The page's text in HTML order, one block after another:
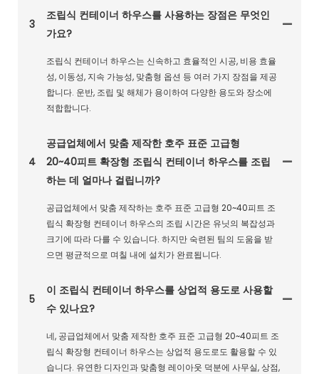
3
조립식 컨테이너 하우스를 사용하는 장점은 무엇인
가요?
조립식 컨테이너 하우스는 신속하고 효율적인 시공, 비용 효율
성, 이동성, 지속 가능성, 맞춤형 옵션 등 여러 가지 장점을 제공
합니다. 운반, 조립 및 해체가 용이하여 다양한 용도와 장소에
적합합니다.
4
공급업체에서 맞춤 제작한 호주 표준 고급형
20~40피트 확장형 조립식 컨테이너 하우스를 조립
하는 데 얼마나 걸립니까?
공급업체에서 맞춤 제작하는 호주 표준 고급형 20~40피트 조
립식 확장형 컨테이너 하우스의 조립 시간은 유닛의 복잡성과
크기에 따라 다를 수 있습니다. 하지만 숙련된 팀의 도움을 받
으면 평균적으로 며칠 내에 설치가 완료됩니다.
5
이 조립식 컨테이너 하우스를 상업적 용도로 사용할
수 있나요?
네, 공급업체에서 맞춤 제작한 호주 표준 고급형 20~40피트 조
립식 확장형 컨테이너 하우스는 상업적 용도로도 활용할 수 있
습니다. 유연한 디자인과 맞춤형 레이아웃 덕분에 사무실, 상점,